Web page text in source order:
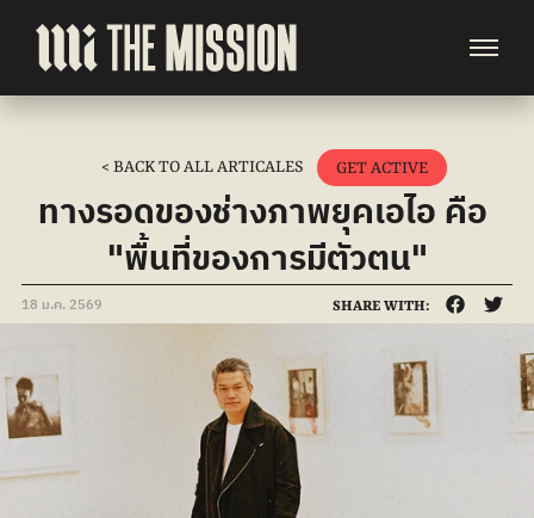
< BACK TO ALL ARTICALES GET ACTIVE
18 ม.ค. 2569 SHARE WITH:
ทางรอดของช่างภาพยุคเอไอ คือ
"พื้นที่ของการมีตัวตน"